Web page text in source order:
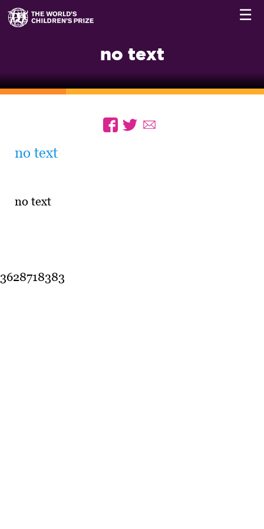
☰
no text
no text
no text
3628718383